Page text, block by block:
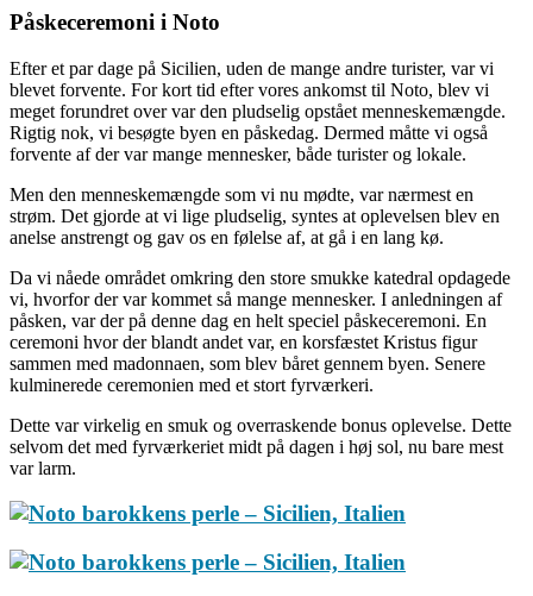
Påskeceremoni i Noto
Efter et par dage på Sicilien, uden de mange andre turister, var vi
blevet forvente. For kort tid efter vores ankomst til Noto, blev vi
meget forundret over var den pludselig opstået menneskemængde.
Rigtig nok, vi besøgte byen en påskedag. Dermed måtte vi også
forvente af der var mange mennesker, både turister og lokale.
Men den menneskemængde som vi nu mødte, var nærmest en
strøm. Det gjorde at vi lige pludselig, syntes at oplevelsen blev en
anelse anstrengt og gav os en følelse af, at gå i en lang kø.
Da vi nåede området omkring den store smukke katedral opdagede
vi, hvorfor der var kommet så mange mennesker. I anledningen af
påsken, var der på denne dag en helt speciel påskeceremoni. En
ceremoni hvor der blandt andet var, en korsfæstet Kristus figur
sammen med madonnaen, som blev båret gennem byen. Senere
kulminerede ceremonien med et stort fyrværkeri.
Dette var virkelig en smuk og overraskende bonus oplevelse. Dette
selvom det med fyrværkeriet midt på dagen i høj sol, nu bare mest
var larm.